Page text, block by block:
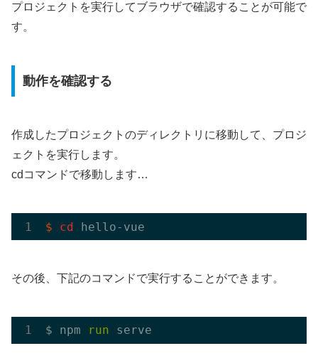
プロジェクトを実行してブラウザで確認することが可能で
す。
動作を確認する
作成したプロジェクトのディレクトリに移動して、プロジ
ェクトを実行します。
cdコマンドで移動します…
$ cd hello-vue
その後、下記のコマンドで実行することができます。
$ npm run serve